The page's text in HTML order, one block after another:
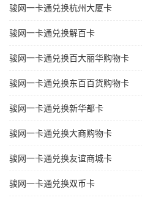
骏网一卡通兑换杭州大厦卡
骏网一卡通兑换解百卡
骏网一卡通兑换百大丽华购物卡
骏网一卡通兑换东百百货购物卡
骏网一卡通兑换新华都卡
骏网一卡通兑换大商购物卡
骏网一卡通兑换友谊商城卡
骏网一卡通兑换双币卡